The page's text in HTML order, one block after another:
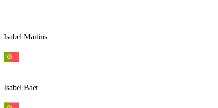
Isabel Martins
Isabel Baer